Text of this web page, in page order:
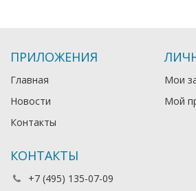
ПРИЛОЖЕНИЯ
Главная
Новости
Контакты
Мои
Мой
КОНТАКТЫ
+7 (495) 135-07-09